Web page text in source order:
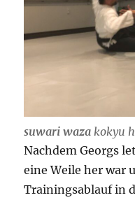
suwari wazakokyu
Nachdem Georgs
eine Weile her war
Trainingsablauf in